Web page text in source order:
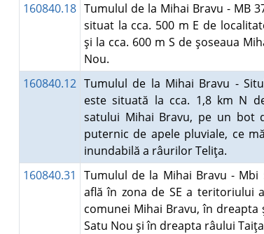
160840.18 Tumulul de la Mihai Bravu - MB
situat la cca. 500 m E de
şi la cca. 600 m S de şoseaua
Nou.
160840.12 Tumulul de la Mihai Bravu -
este situată la cca. 1,8 km N
satului Mihai Bravu, pe un bot
puternic de apele pluviale, ce
inundabilă a râurilor Teliţa.
160840.31
Tumulul de la Mihai Bravu - Mbi
află în zona de SE a teritoriului
comunei Mihai Bravu, în dreapta
Satu Nou şi în dreapta râului